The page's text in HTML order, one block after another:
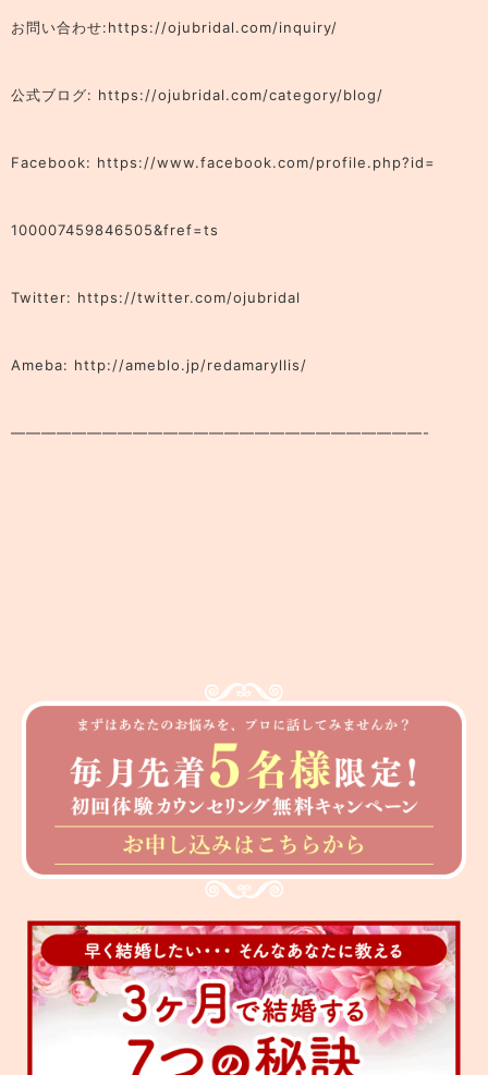
お問い合わせ:https://ojubridal.com/inquiry/
公式ブログ: https://ojubridal.com/category/blog/
Facebook: https://www.facebook.com/profile.php?id=
100007459846505&fref=ts
Twitter: https://twitter.com/ojubridal
Ameba: http://ameblo.jp/redamaryllis/
———————————————————————————-